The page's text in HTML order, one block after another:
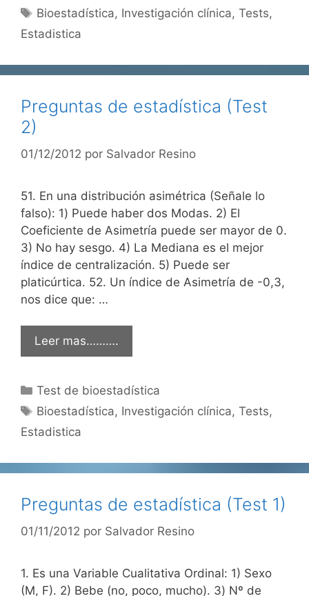
Etiquetas
Bioestadística, Investigación clínica,Tests,
Estadistica
Preguntas de estadística (Test
2)
01/12/2012 por Salvador Resino
51. En una distribución asimétrica (Señale lo
falso): 1) Puede haber dos Modas. 2) El
Coeficiente de Asimetría puede ser mayor de 0.
3) No hay sesgo. 4) La Mediana es el mejor
índice de centralización. 5) Puede ser
platicúrtica. 52. Un índice de Asimetría de -0,3,
nos dice que: …
Leer mas……….
Categorías
Test de bioestadística
Etiquetas
Bioestadística, Investigación clínica,Tests,
Estadistica
Preguntas de estadística (Test 1)
01/11/2012 por Salvador Resino
1. Es una Variable Cualitativa Ordinal: 1) Sexo
(M, F). 2) Bebe (no, poco, mucho). 3) Nº de